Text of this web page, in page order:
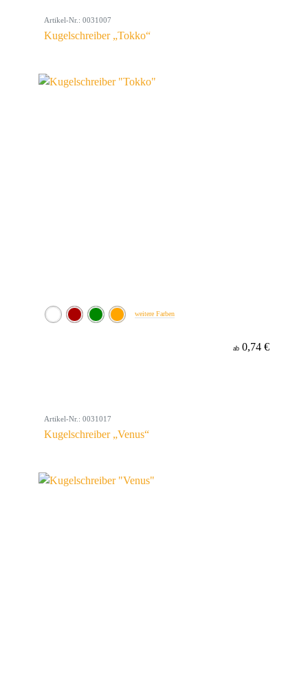
Artikel-Nr.: 0031007
Kugelschreiber „Tokko“
weitere Farben
ab 0,74 €
Artikel-Nr.: 0031017
Kugelschreiber „Venus“